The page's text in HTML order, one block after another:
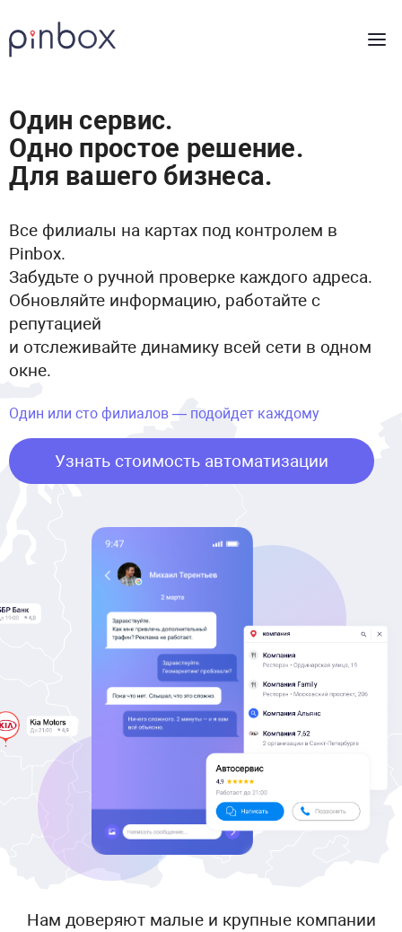
Один сервис.
Одно простое решение.
Для вашего бизнеса.
Все филиалы на картах под контролем в
Pinbox.
Забудьте о ручной проверке каждого адреса.
Обновляйте информацию, работайте с
репутацией
и отслеживайте динамику всей сети в одном
окне.
Один или сто филиалов — подойдет каждому
Узнать стоимость автоматизации
Нам доверяют малые и крупные компании